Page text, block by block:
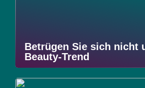
Betrügen Sie sich nicht
Beauty-Trend